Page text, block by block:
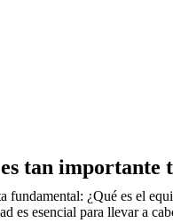
tan importante
fundamental: ¿Qué es el
es esencial para llevar a